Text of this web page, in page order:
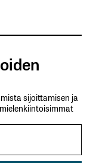
sijoittamisen ja